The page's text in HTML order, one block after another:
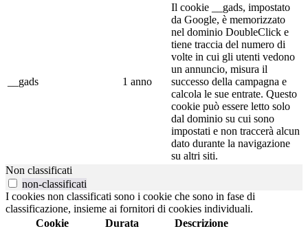
__gads 1 anno
Il cookie __gads, impostato
da Google, è memorizzato
nel dominio DoubleClick e
tiene traccia del numero di
volte in cui gli utenti vedono
un annuncio, misura il
successo della campagna e
calcola le sue entrate. Questo
cookie può essere letto solo
dal dominio su cui sono
impostati e non traccerà alcun
dato durante la navigazione
su altri siti.
Non classificati
non-classificati
I cookies non classificati sono i cookie che sono in fase di
classificazione, insieme ai fornitori di cookies individuali.
Cookie
Durata
Descrizione